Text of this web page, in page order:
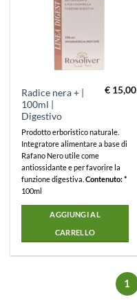
Radice nera + |
100ml |
Digestivo
€15,00
Prodotto erboristico naturale.
Integratore alimentare a base di
Rafano Nero utile come
antiossidante e per favorire la
funzione digestiva. Contenuto: *
100ml
AGGIUNGI AL
CARRELLO
1